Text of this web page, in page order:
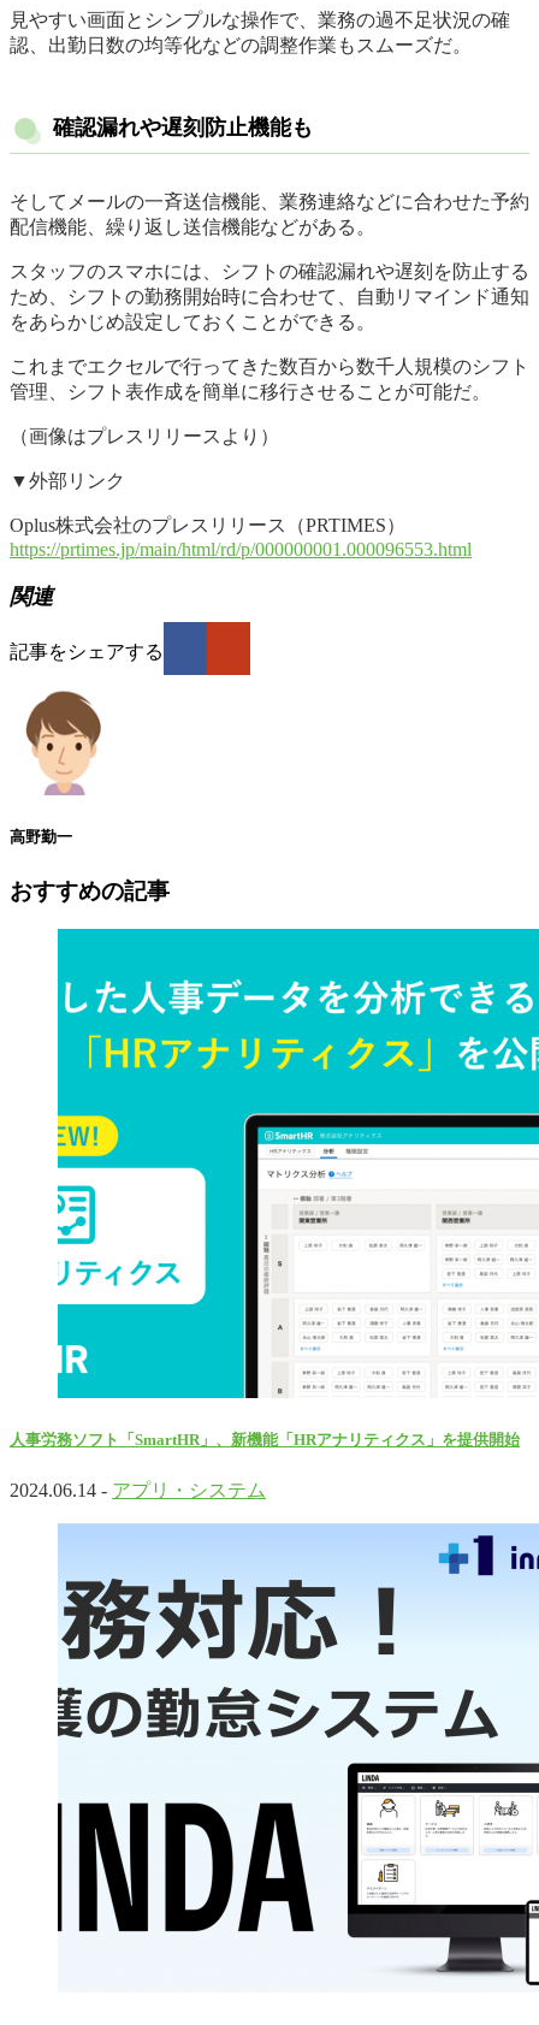
見やすい画面とシンプルな操作で、業務の過不足状況の確
認、出勤日数の均等化などの調整作業もスムーズだ。
確認漏れや遅刻防止機能も
そしてメールの一斉送信機能、業務連絡などに合わせた予約
配信機能、繰り返し送信機能などがある。
スタッフのスマホには、シフトの確認漏れや遅刻を防止する
ため、シフトの勤務開始時に合わせて、自動リマインド通知
をあらかじめ設定しておくことができる。
これまでエクセルで行ってきた数百から数千人規模のシフト
管理、シフト表作成を簡単に移行させることが可能だ。
（画像はプレスリリースより）
▼外部リンク
Oplus株式会社のプレスリリース（PRTIMES）
https://prtimes.jp/main/html/rd/p/000000001.000096553.html
関連
記事をシェアする
高野勤一
おすすめの記事
人事労務ソフト「SmartHR」、新機能「HRアナリティクス」を提供開始
2024.06.14 - アプリ・システム